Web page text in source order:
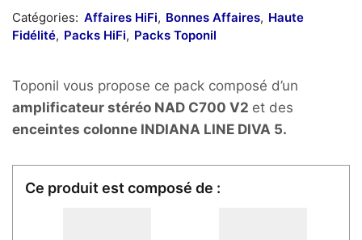
initial
était :
640,00€.
actuel
190,00€.
Catégories: Affaires HiFi, Bonnes Affaires, Haute
Fidélité, Packs HiFi, Packs Toponil
Toponil vous propose ce pack composé d’un
amplificateur stéréo NAD C700 V2 et des
enceintes colonne INDIANA LINE DIVA 5.